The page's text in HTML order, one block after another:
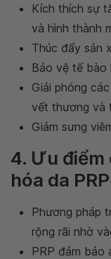
Kích thích sự
và hình thành
Thúc đẩy sản
Bảo vệ tế
Giải phóng
vết thương và
Giảm sưng
4. Ưu
hóa da PRP
Phương pháp
rộng rãi nhờ
PRP đảm bảo